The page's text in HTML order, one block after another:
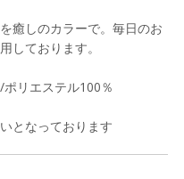
癒しのカラーで。毎日のお
しております。
リエステル100％
となっております